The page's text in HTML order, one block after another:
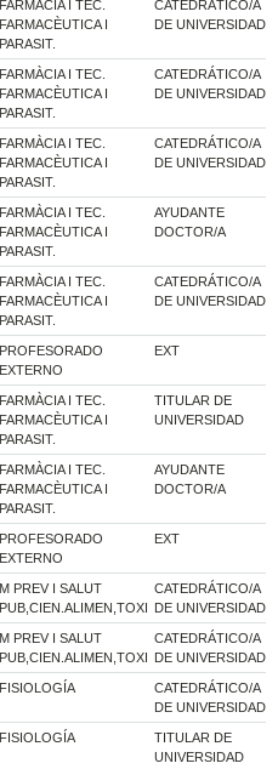
FARMÀCIA I TEC.
FARMACÈUTICA I
PARASIT.
CATEDRÁTICO/A
DE UNIVERSIDAD
FARMÀCIA I TEC.
FARMACÈUTICA I
PARASIT.
CATEDRÁTICO/A
DE UNIVERSIDAD
FARMÀCIA I TEC.
FARMACÈUTICA I
PARASIT.
CATEDRÁTICO/A
DE UNIVERSIDAD
FARMÀCIA I TEC.
FARMACÈUTICA I
PARASIT.
AYUDANTE
DOCTOR/A
FARMÀCIA I TEC.
FARMACÈUTICA I
PARASIT.
CATEDRÁTICO/A
DE UNIVERSIDAD
PROFESORADO
EXTERNO
EXT
FARMÀCIA I TEC.
FARMACÈUTICA I
PARASIT.
TITULAR DE
UNIVERSIDAD
FARMÀCIA I TEC.
FARMACÈUTICA I
PARASIT.
AYUDANTE
DOCTOR/A
PROFESORADO
EXTERNO
EXT
M PREV I SALUT
PUB,CIEN.ALIMEN,TOXI
CATEDRÁTICO/A
DE UNIVERSIDAD
M PREV I SALUT
PUB,CIEN.ALIMEN,TOXI
CATEDRÁTICO/A
DE UNIVERSIDAD
FISIOLOGÍA
CATEDRÁTICO/A
DE UNIVERSIDAD
FISIOLOGÍA
TITULAR DE
UNIVERSIDAD